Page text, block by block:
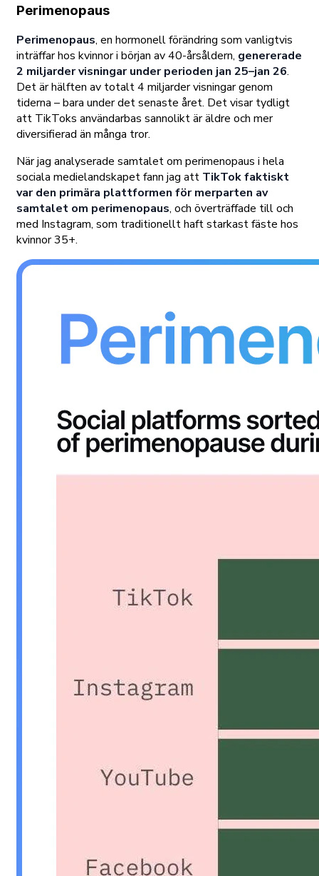
Perimenopaus
Perimenopaus, en hormonell förändring som vanligtvis
inträffar hos kvinnor i början av 40-årsåldern, genererade
2 miljarder visningar under perioden jan 25–jan 26.
Det är hälften av totalt 4 miljarder visningar genom
tiderna – bara under det senaste året. Det visar tydligt
att TikToks användarbas sannolikt är äldre och mer
diversifierad än många tror.
När jag analyserade samtalet om perimenopaus i hela
sociala medielandskapet fann jag att TikTok faktiskt
var den primära plattformen för merparten av
samtalet om perimenopaus, och överträffade till och
med Instagram, som traditionellt haft starkast fäste hos
kvinnor 35+.